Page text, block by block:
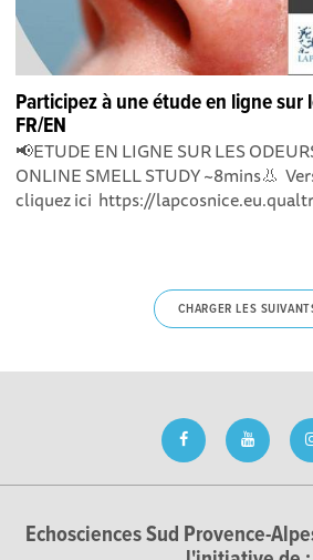
Participez à une étude en ligne sur
FR/EN
📢ETUDE EN LIGNE SUR LES
ONLINE SMELL STUDY ~8mins👃
cliquez ici https://
CHARGER LES
Echosciences Sud Provence-